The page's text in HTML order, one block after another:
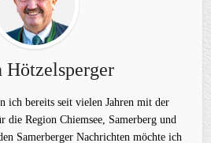
Hötzelsperger
ich bereits seit vielen Jahren mit der
die Region Chiemsee, Samerberg und
Samerberger Nachrichten möchte ich